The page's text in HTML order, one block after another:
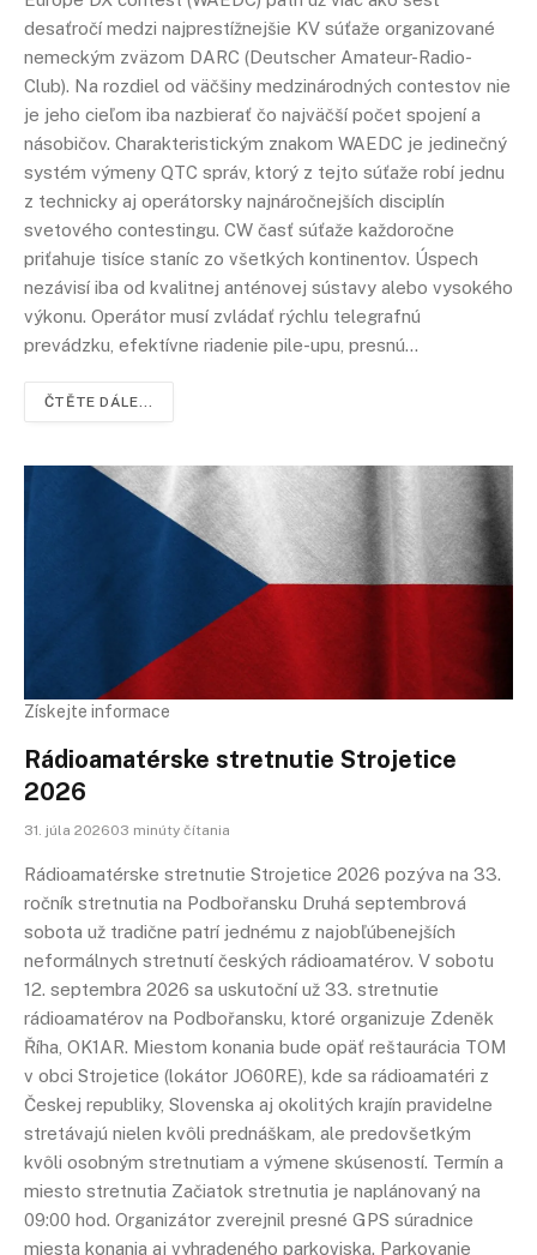
desaťročí medzi najprestížnejšie KV súťaže organizované
nemeckým zväzom DARC (Deutscher Amateur-Radio-
Club). Na rozdiel od väčšiny medzinárodných contestov nie
je jeho cieľom iba nazbierať čo najväčší počet spojení a
násobičov. Charakteristickým znakom WAEDC je jedinečný
systém výmeny QTC správ, ktorý z tejto súťaže robí jednu
z technicky aj operátorsky najnáročnejších disciplín
svetového contestingu. CW časť súťaže každoročne
priťahuje tisíce staníc zo všetkých kontinentov. Úspech
nezávisí iba od kvalitnej anténovej sústavy alebo vysokého
výkonu. Operátor musí zvládať rýchlu telegrafnú
prevádzku, efektívne riadenie pile-upu, presnú…
ČTĚTE DÁLE...
Získejte informace
Rádioamatérske stretnutie Strojetice
2026
31. júla 202603 minúty čítania
Rádioamatérske stretnutie Strojetice 2026 pozýva na 33.
ročník stretnutia na Podbořansku Druhá septembrová
sobota už tradične patrí jednému z najobľúbenejších
neformálnych stretnutí českých rádioamatérov. V sobotu
12. septembra 2026 sa uskutoční už 33. stretnutie
rádioamatérov na Podbořansku, ktoré organizuje Zdeněk
Říha, OK1AR. Miestom konania bude opäť reštaurácia TOM
v obci Strojetice (lokátor JO60RE), kde sa rádioamatéri z
Českej republiky, Slovenska aj okolitých krajín pravidelne
stretávajú nielen kvôli prednáškam, ale predovšetkým
kvôli osobným stretnutiam a výmene skúseností. Termín a
miesto stretnutia Začiatok stretnutia je naplánovaný na
09:00 hod. Organizátor zverejnil presné GPS súradnice
miesta konania aj vyhradeného parkoviska. Parkovanie